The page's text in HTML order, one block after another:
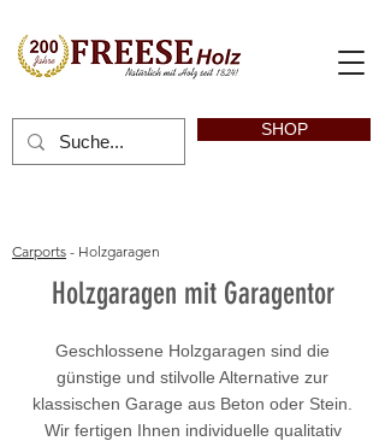
SHOP
Carports - Holzgaragen
Holzgaragen mit Garagentor
Geschlossene Holzgaragen sind die
günstige und stilvolle Alternative zur
klassischen Garage aus Beton oder Stein.
Wir fertigen Ihnen individuelle qualitativ